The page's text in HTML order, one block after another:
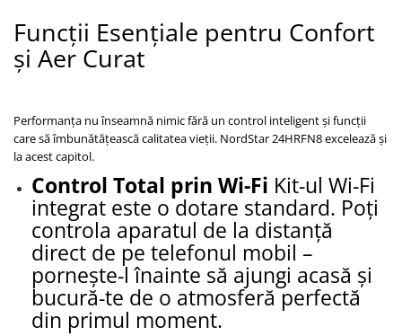
Funcții Esențiale pentru Confort
și Aer Curat
Performanța nu înseamnă nimic fără un control inteligent și funcții
care să îmbunătățească calitatea vieții. NordStar 24HRFN8 excelează și
la acest capitol.
Control Total prin Wi-Fi Kit-ul Wi-Fi
integrat este o dotare standard. Poți
controla aparatul de la distanță
direct de pe telefonul mobil –
pornește-l înainte să ajungi acasă și
bucură-te de o atmosferă perfectă
din primul moment.